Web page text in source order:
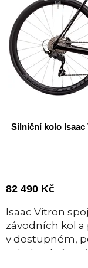
Silniční kolo Isaac
82 490 Kč
Isaac Vitron
závodních kol
v dostupném,
ovladatelném